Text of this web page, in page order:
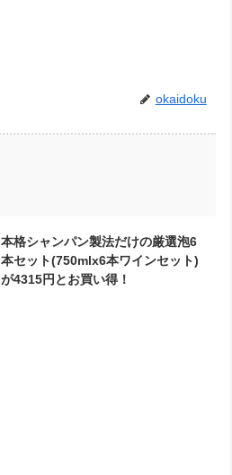
okaidoku
本格シャンパン製法だけの厳選泡6
本セット(750mlx6本ワインセット)
が4315円とお買い得！